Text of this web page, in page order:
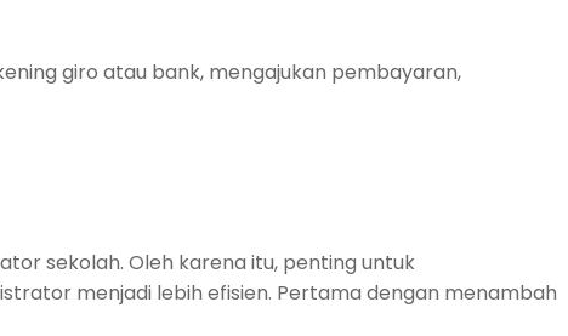
giro atau bank, mengajukan pembayaran,
sekolah. Oleh karena itu, penting untuk
menjadi lebih efisien. Pertama dengan menambah